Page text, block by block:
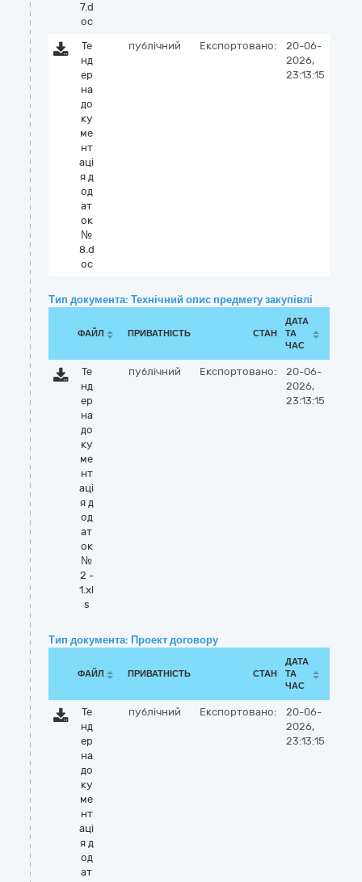
7.d
oc
Те
нд
ер
на
до
ку
ме
нт
аці
я д
од
ат
ок
№
8.d
oc
публічний Експортовано:
20-06-
2026,
23:13:15
Тип документа: Технічний опис предмету закупівлі
ФАЙЛ ПРИВАТНІСТЬ СТАН
ДАТА
ТА
ЧАС
Те
нд
ер
на
до
ку
ме
нт
аці
я д
од
ат
ок
№
2 -
1.xl
s
публічний Експортовано:
20-06-
2026,
23:13:15
Тип документа: Проект договору
ФАЙЛ ПРИВАТНІСТЬ СТАН
ДАТА
ТА
ЧАС
Те
нд
ер
на
до
ку
ме
нт
аці
я д
од
ат
публічний Експортовано:
20-06-
2026,
23:13:15